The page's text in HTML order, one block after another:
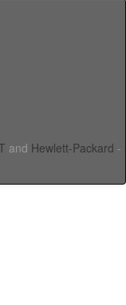
and Hewlett-Packard -